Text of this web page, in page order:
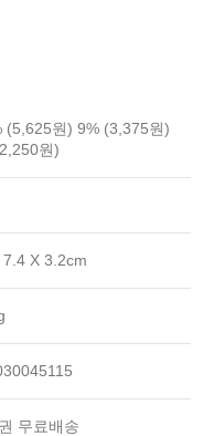
(5,625원) 9% (3,375원)
원)
X 3.2cm
무료배송